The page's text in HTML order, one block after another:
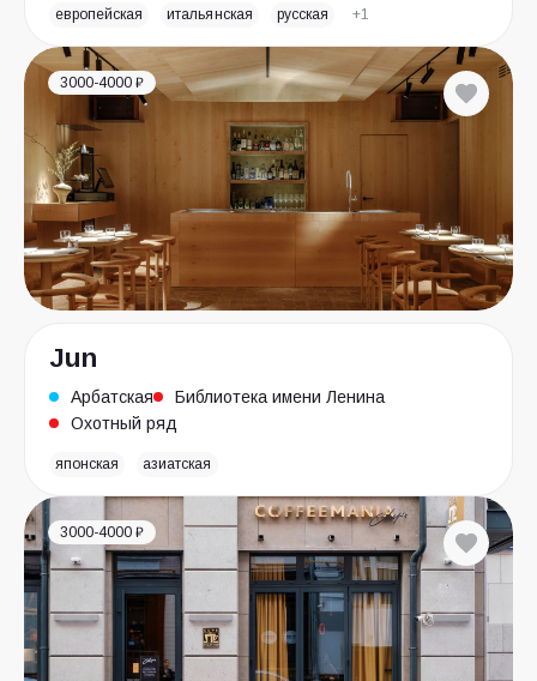
европейская итальянская русская +1
3000-4000 ₽
Jun
Арбатская
Библиотека имени Ленина
Охотный ряд
японская азиатская
3000-4000 ₽